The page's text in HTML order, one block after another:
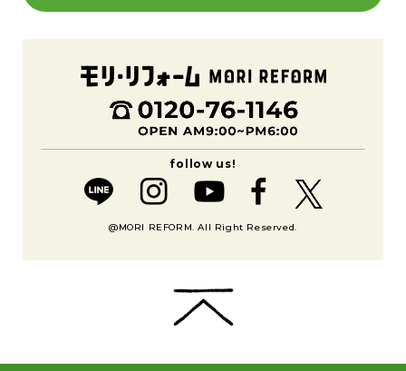
@MORI REFORM. All Right Reserved.